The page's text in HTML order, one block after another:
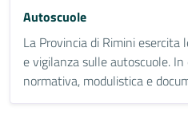
Autoscuole
La Provincia di Rimini
e vigilanza sulle autoscuole.
normativa, modulistica e